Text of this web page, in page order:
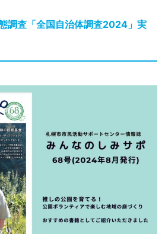
調査「全国自治体調査2024」実